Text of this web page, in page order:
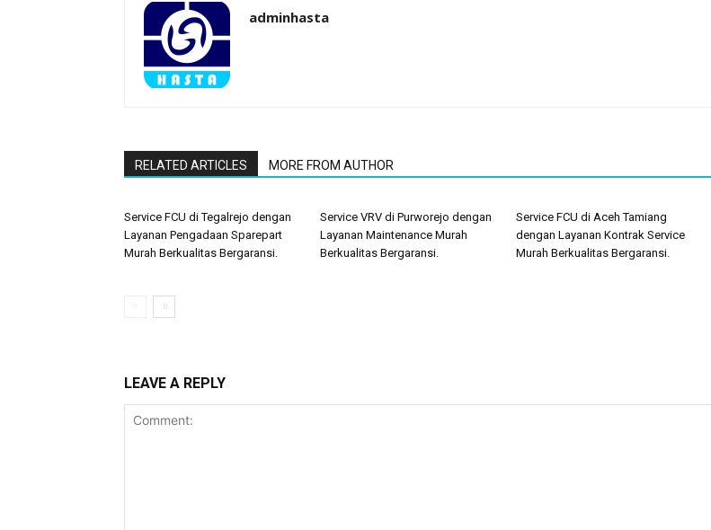
adminhasta
RELATED ARTICLES MORE FROM AUTHOR
Service FCU di Tegalrejo dengan
Layanan Pengadaan Sparepart
Murah Berkualitas Bergaransi.
Service VRV di Purworejo dengan
Layanan Maintenance Murah
Berkualitas Bergaransi.
Service FCU di Aceh Tamiang
dengan Layanan Kontrak Service
Murah Berkualitas Bergaransi.
LEAVE A REPLY